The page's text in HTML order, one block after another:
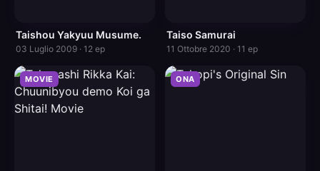
Taishou Yakyuu Musume.
03 Luglio 2009 · 12 ep
Taiso Samurai
11 Ottobre 2020 · 11 ep
MOVIE ONA